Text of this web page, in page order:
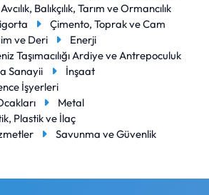
Avcılık, Balıkçılık, Tarım ve Ormancılık
Çimento, Toprak ve Cam
ve Deri
Enerji
Taşımacılığı Ardiye ve Antrepoculuk
Sanayii
İnşaat
İşyerleri
Metal
Plastik ve İlaç
Savunma ve Güvenlik